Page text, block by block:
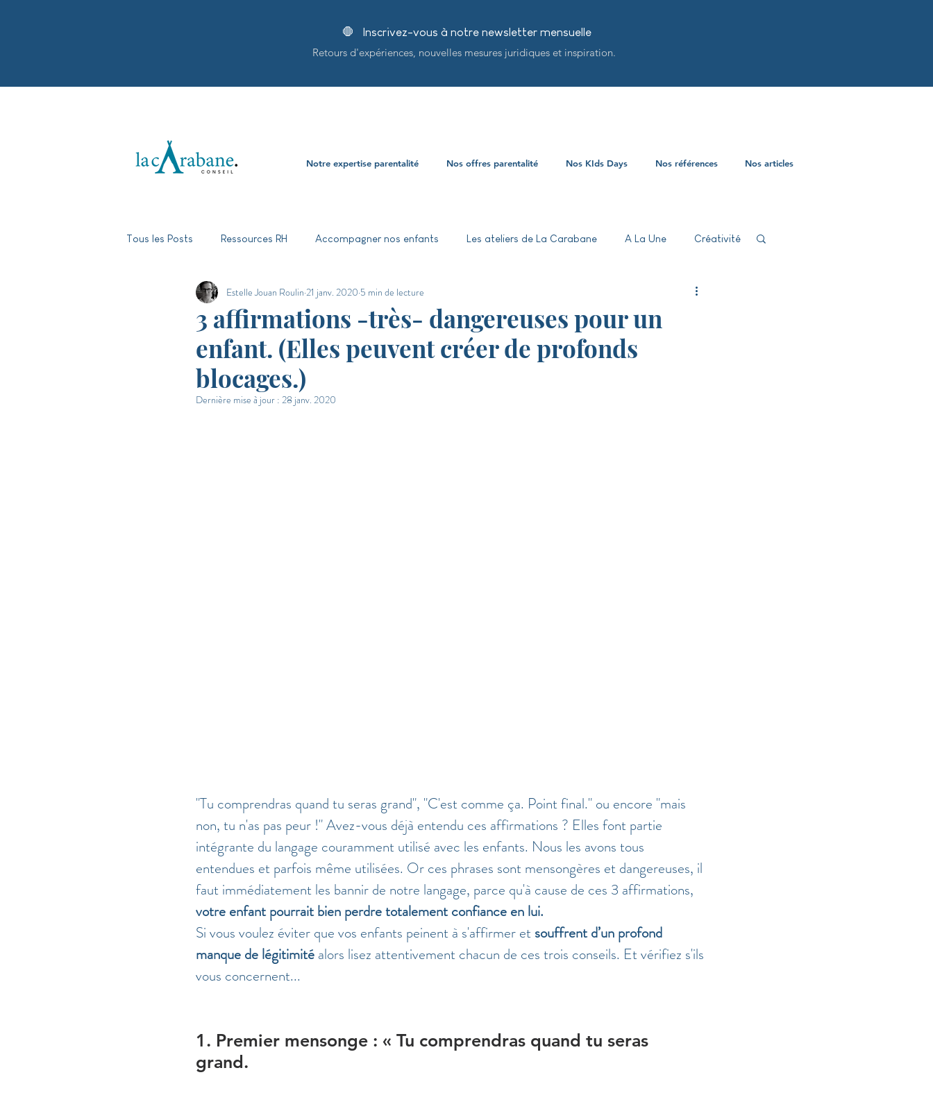
🛑 Inscrivez-vous à notre newsletter mensuelle
Retours d'expériences, nouvelles mesures juridiques et inspiration.
Notre expertise parentalité Nos offres parentalité Nos KIds Days Nos références Nos articles
Tous les Posts Ressources RH Accompagner nos enfants Les ateliers de La Carabane A La Une Créativité
Parentalité en entreprise Diversité et inclusion
3 affirmations -très- dangereuses pour un
enfant. (Elles peuvent créer de profonds
blocages.)
Estelle Jouan Roulin 21 janv. 2020 5 min de lecture
Dernière mise à jour : 28 janv. 2020
"Tu comprendras quand tu seras grand", "C'est comme ça. Point final." ou encore "mais
non, tu n'as pas peur !" Avez-vous déjà entendu ces affirmations ? Elles font partie
intégrante du langage couramment utilisé avec les enfants. Nous les avons tous
entendues et parfois même utilisées. Or ces phrases sont mensongères et dangereuses, il
faut immédiatement les bannir de notre langage, parce qu'à cause de ces 3 affirmations,
votre enfant pourrait bien perdre totalement confiance en lui.
Si vous voulez éviter que vos enfants peinent à s'affirmer et souffrent d’un profond
manque de légitimité alors lisez attentivement chacun de ces trois conseils. Et vérifiez s'ils
vous concernent...
1. Premier mensonge : « Tu comprendras quand tu seras
grand.